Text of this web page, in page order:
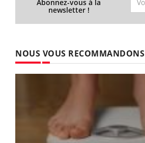
Abonnez-vous à la
newsletter !
NOUS VOUS RECOMMANDONS